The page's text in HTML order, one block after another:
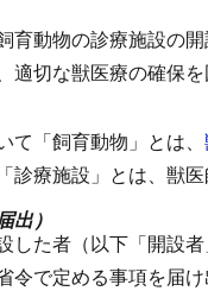
育動物の診療施設の
適切な獣医療の確保を
て「飼育動物」とは、
診療施設」とは、獣
出）
した者（以下「開設
令で定める事項を届け